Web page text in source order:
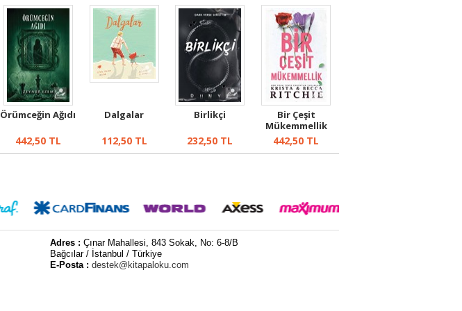
Örümceğin Ağıdı
442,50TL
Dalgalar
112,50TL
Birlikçi
232,50 TL
Bir Çeşit
Mükemmellik
442,50 TL
Adres :Çınar Mahallesi, 843 Sokak, No: 6-8/B
Bağcılar / İstanbul / Türkiye
E-Posta :destek@kitapaloku.com